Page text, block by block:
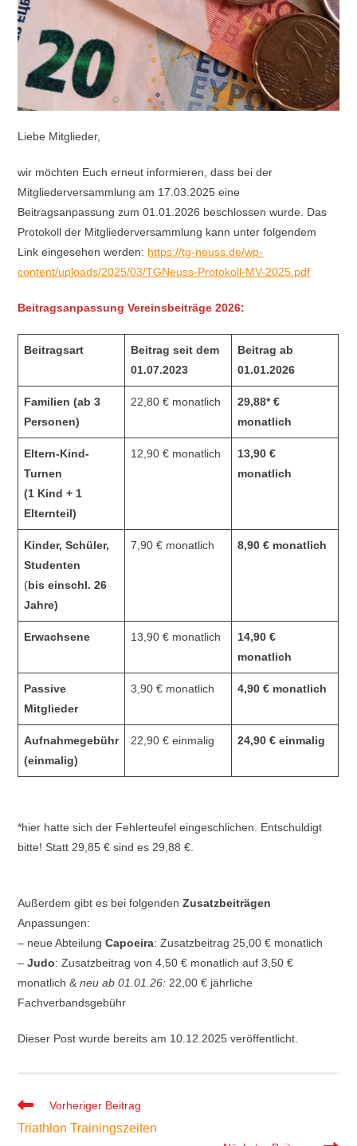
Liebe Mitglieder,
wir möchten Euch erneut informieren, dass bei der
Mitgliederversammlung am 17.03.2025 eine
Beitragsanpassung zum 01.01.2026 beschlossen wurde. Das
Protokoll der Mitgliederversammlung kann unter folgendem
Link eingesehen werden: https://tg-neuss.de/wp-
content/uploads/2025/03/TGNeuss-Protokoll-MV-2025.pdf
Beitragsanpassung Vereinsbeiträge 2026:
Beitragsart
Beitrag seit dem
01.07.2023
Beitrag ab
01.01.2026
Familien (ab 3
Personen)
22,80 € monatlich
29,88* €
monatlich
Eltern-Kind-
Turnen
(1 Kind + 1
Elternteil)
12,90 € monatlich
13,90 €
monatlich
Kinder, Schüler,
Studenten
(bis einschl. 26
Jahre)
7,90 € monatlich 8,90 € monatlich
Erwachsene 13,90 € monatlich
14,90 €
monatlich
Passive
Mitglieder
3,90 € monatlich 4,90 € monatlich
Aufnahmegebühr
(einmalig)
22,90 € einmalig 24,90 € einmalig
*hier hatte sich der Fehlerteufel eingeschlichen. Entschuldigt
bitte! Statt 29,85 € sind es 29,88 €.
Außerdem gibt es bei folgendenZusatzbeiträgen
Anpassungen:
– neue AbteilungCapoeira: Zusatzbeitrag 25,00 € monatlich
–Judo: Zusatzbeitrag von 4,50 € monatlich auf 3,50 €
monatlich &neu ab 01.01.26: 22,00 € jährliche
Fachverbandsgebühr
Dieser Post wurde bereits am 10.12.2025 veröffentlicht.
Weitere
ansehen
Vorheriger Beitrag
Triathlon Trainingszeiten